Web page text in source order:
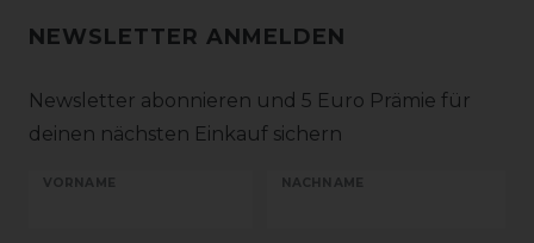
NEWSLETTER ANMELDEN
Newsletter abonnieren und 5 Euro Prämie für
deinen nächsten Einkauf sichern
VORNAME NACHNAME